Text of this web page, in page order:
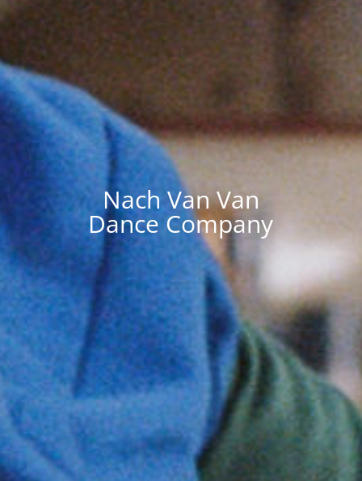
Nach Van Van
Dance Company